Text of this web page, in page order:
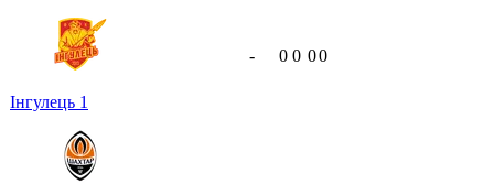
Інгулець 1
- 0 0 00